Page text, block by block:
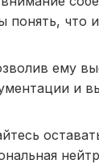
понять, что
ему
и